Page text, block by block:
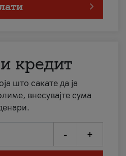
кредит
што сакате да ја
внесувајте сума
- +